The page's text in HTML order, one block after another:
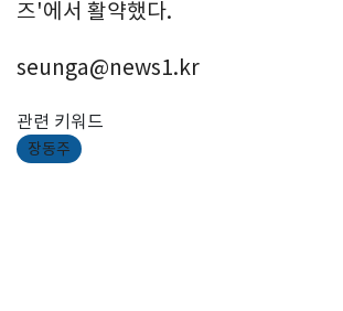
즈'에서 활약했다.
seunga@news1.kr
관련 키워드
장동주